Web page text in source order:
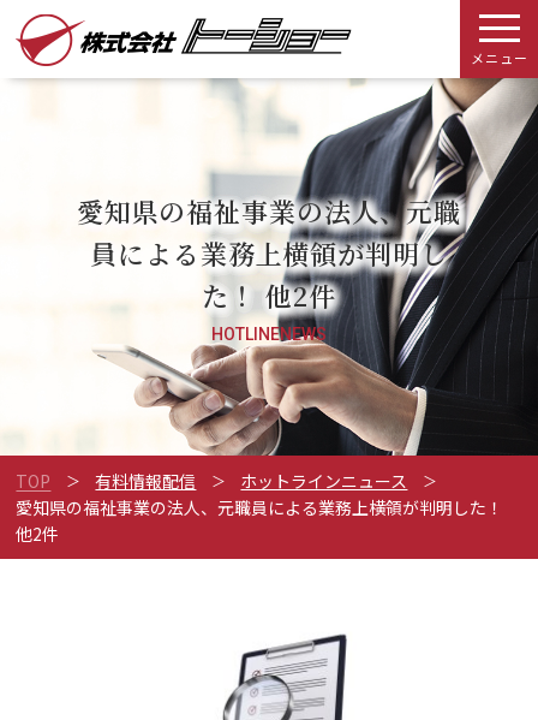
メニュー
愛知県の福祉事業の法人、元職
員による業務上横領が判明し
た！ 他2件
HOTLINENEWS
TOP 有料情報配信
ホットラインニュース
愛知県の福祉事業の法人、元職員による業務上横領が判明した！
他2件